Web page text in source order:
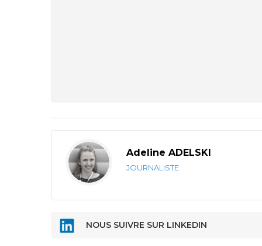
Adeline ADELSKI
JOURNALISTE
NOUS SUIVRE SUR LINKEDIN